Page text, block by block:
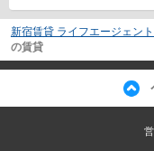
新宿賃貸 ライフエージェン
の賃貸